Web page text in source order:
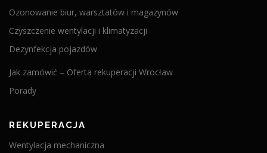
Ozonowanie biur, warsztatów i magazynów
Czyszczenie wentylacji i klimatyzacji
Dezynfekcja pojazdów
Jak zamówić – Oferta rekuperacji Wrocław
Porady
REKUPERACJA
Wentylacja mechaniczna